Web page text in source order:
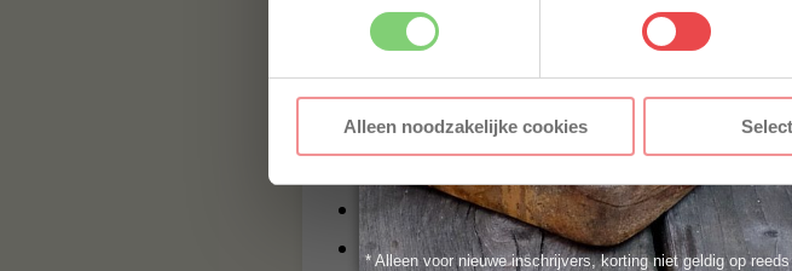
Alleen noodzakelijke cookies
Inhoud van de verpakking:
1 x Inkbird IBT-4XS Bluetooth draadloze
4 x Inkbird IBT-4XS probes
2 x Inkbird IBT-4XS Probe Clip
1 x Engelse handleiding
* Alleen voor nieuwe inschrijvers, korting niet geldig op